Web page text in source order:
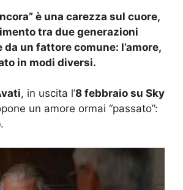
è una carezza sul cuore,
tra due generazioni
un fattore comune: l’amore,
in modi diversi.
, in uscita l’8 febbraio su Sky
un amore ormai “passato”:
.